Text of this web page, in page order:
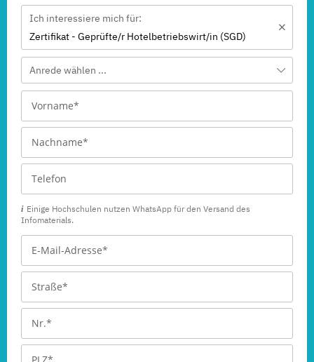
Ich interessiere mich für:
Zertifikat - Geprüfte/r Hotelbetriebswirt/in (SGD)
Anrede wählen ...
Einige Hochschulen nutzen WhatsApp für den Versand des
Infomaterials.